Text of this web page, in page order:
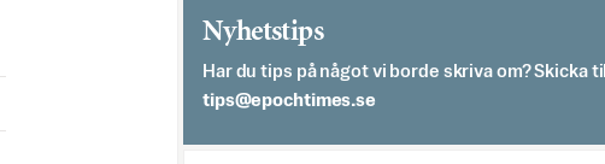
Nyhetstips
Har du tips på något vi borde skriva om? Skicka till
es.semithcope@spit